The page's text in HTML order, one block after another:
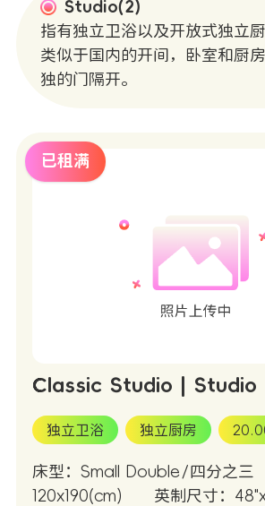
Studio(2)
指有独立卫浴以及开放式独立厨
类似于国内的开间，卧室和厨
独的门隔开。
已租满
Classic Studio | Studio
独立卫浴 独立厨房
床型：Small Double/四分之三
120x190(cm)
英制尺寸：